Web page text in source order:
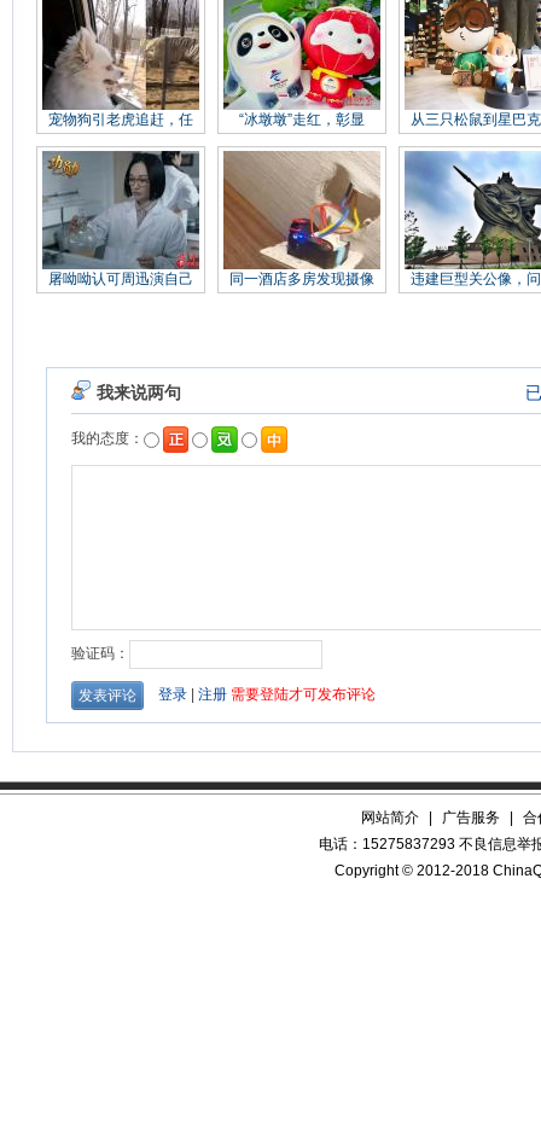
宠物狗引老虎追赶，任 “冰墩墩”走红，彰显 从三只松鼠到星巴
屠呦呦认可周迅演自己 同一酒店多房发现摄像 违建巨型关公像，
网站简介 广告服务
合
电话：15275837293 不良信息举
Copyright © 2012-2018